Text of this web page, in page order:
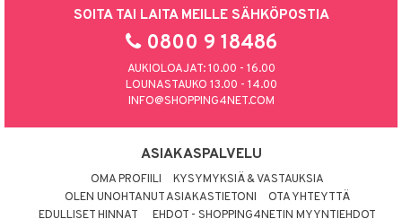
SOITA TAI LAITA MEILLE SÄHKÖPOSTIA
0800 9 18486
AUKIOLOAJAT: 10.00 - 16.00
LOUNASTAUKO 13.00 - 14.00
INFO@SHOPPING4NET.COM
ASIAKASPALVELU
OMA PROFIILI
KYSYMYKSIÄ & VASTAUKSIA
OLEN UNOHTANUT ASIAKASTIETONI
OTA YHTEYTTÄ
EDULLISET HINNAT
EHDOT - SHOPPING4NETIN MYYNTIEHDOT